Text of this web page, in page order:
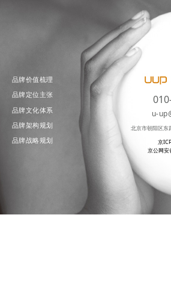
品牌价值梳理
品牌定位主张
品牌文化体系
品牌架构规划
品牌战略规划
u-
北京市朝阳区东
京
京公网安